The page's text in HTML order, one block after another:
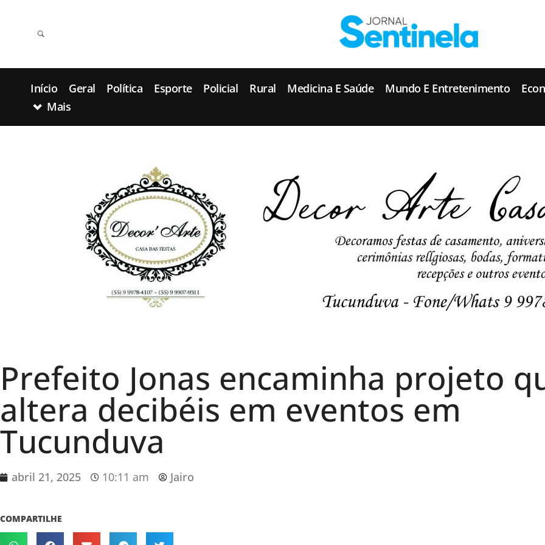
Início Geral Política Esporte Policial Rural Medicina E Saúde Mundo E Entretenimento
Mais
Prefeito Jonas encaminha projeto
altera decibéis em eventos em
Tucunduva
abril 21, 2025 10:11 am Jairo
COMPARTILHE